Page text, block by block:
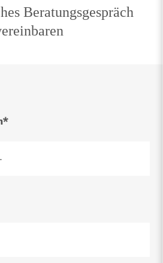
Beratungsgespräch